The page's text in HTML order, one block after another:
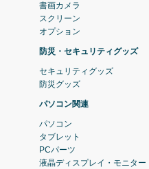
書画カメラ
スクリーン
オプション
防災・セキュリティグッズ
セキュリティグッズ
防災グッズ
パソコン関連
パソコン
タブレット
PCパーツ
液晶ディスプレイ・モニター